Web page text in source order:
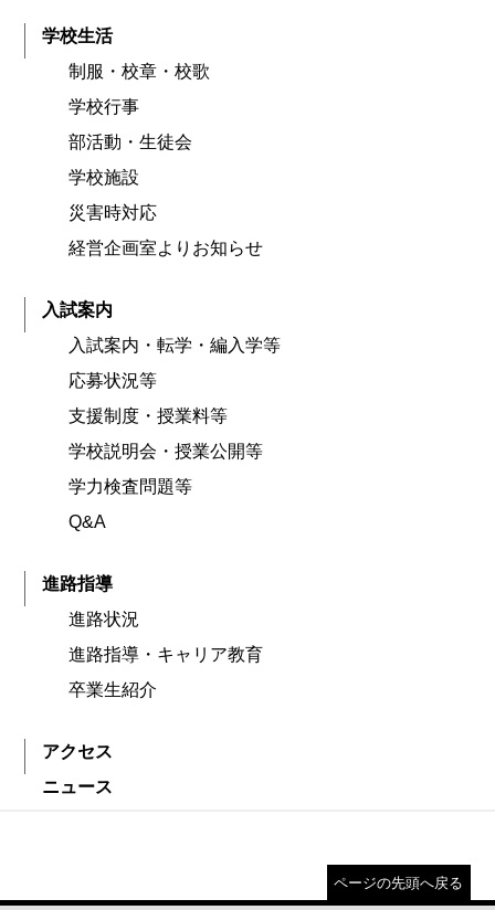
学校生活
制服・校章・校歌
学校行事
部活動・生徒会
学校施設
災害時対応
経営企画室よりお知らせ
入試案内
入試案内・転学・編入学等
応募状況等
支援制度・授業料等
学校説明会・授業公開等
学力検査問題等
Q&A
進路指導
進路状況
進路指導・キャリア教育
卒業生紹介
アクセス
ニュース
ページの先頭へ戻る